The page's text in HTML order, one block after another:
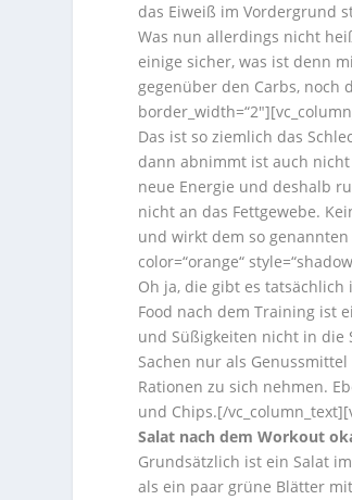
das Eiweiß im Vordergrund
Was nun allerdings nicht
einige sicher, was ist denn
gegenüber den Carbs, noch
Das ist so ziemlich das
dann abnimmt ist auch
neue Energie und deshalb
nicht an das Fettgewebe.
und wirkt dem so
color=“orange“
Oh ja, die gibt es
Food nach dem Training ist
und Süßigkeiten nicht in die
Sachen nur als
Rationen zu sich nehmen.
und Chips.[/
Salat nach dem Workout
Grundsätzlich ist ein Salat
als ein paar grüne Blätter